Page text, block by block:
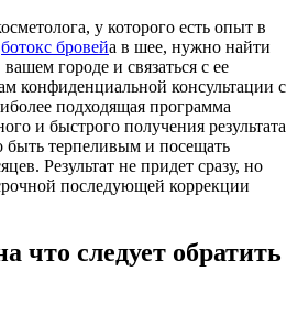
у которого есть опыт в
ботокс бровейа в шее, нужно найти
городе и связаться с ее
конфиденциальной консультации с
подходящая программа
и быстрого получения результата
быть терпеливым и посещать
Результат не придет сразу, но
последующей коррекции
что следует обратить